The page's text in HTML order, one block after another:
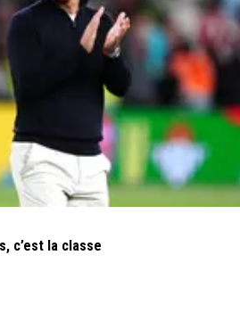
c’est la classe